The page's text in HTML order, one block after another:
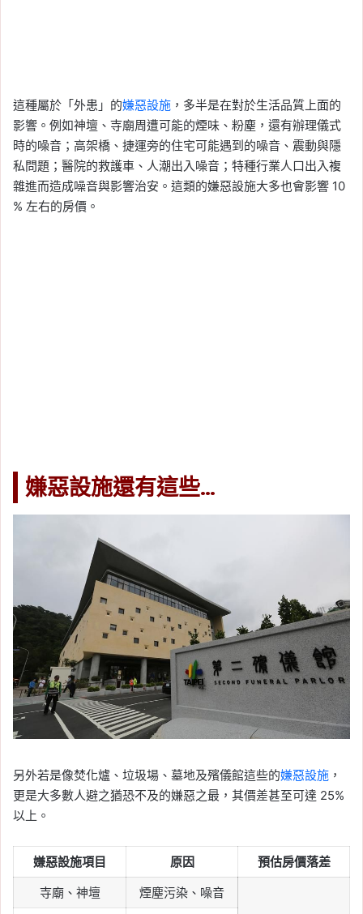
這種屬於「外患」的嫌惡設施 ，多半是在對於生活品質上面的
影響。例如神壇、寺廟周遭可能的煙味、粉塵，還有辦理儀式
時的噪音；高架橋、捷運旁的住宅可能遇到的噪音、震動與隱
私問題；醫院的救護車、人潮出入噪音；特種行業人口出入複
雜進而造成噪音與影響治安。這類的嫌惡設施大多也會影響 10
% 左右的房價。
嫌惡設施還有這些…
另外若是像焚化爐、垃圾場、墓地及殯儀館這些的嫌惡設施 ，
更是大多數人避之猶恐不及的嫌惡之最，其價差甚至可達 25%
以上。
嫌惡設施項目 原因
預估房價落差
寺廟、神壇
煙塵污染、噪音